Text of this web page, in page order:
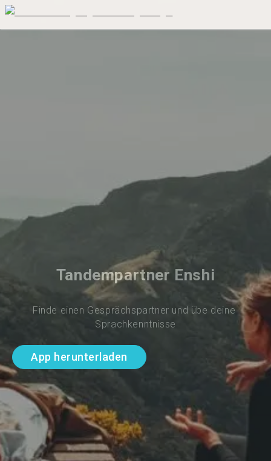
Tandempartner Enshi
Finde einen Gesprächspartner und übe deine
Sprachkenntnisse
App herunterladen